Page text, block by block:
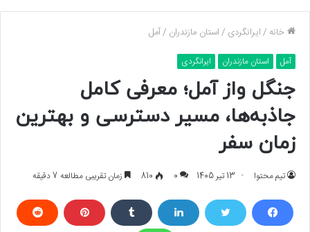
خانه /ایرانگردی /استان مازندران /آمل
آمل استان مازندران ایرانگردی
جنگل واز آمل؛ معرفی کامل
جاذبه‌ها، مسیر دسترسی و بهترین
زمان سفر
تیم محتوا 13 تیر 1405 0
810 زمان تقریبی مطالعه 7 دقیقه